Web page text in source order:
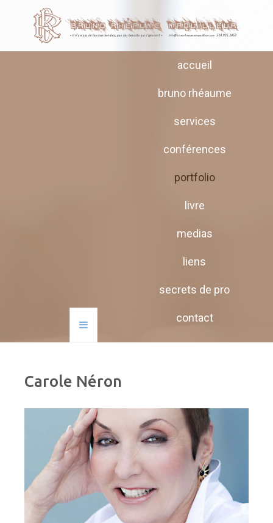
accueil
bruno rhéaume
services
conférences
portfolio
livre
medias
liens
secrets de pro
contact
Carole Néron